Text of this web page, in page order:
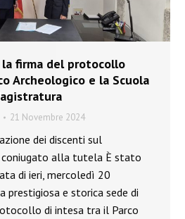
la firma del protocollo
Archeologico e la Scuola
21 Novembre 2024
dei discenti sul
alla tutela È stato
di ieri, mercoledì 20
prestigiosa e storica sede di
di intesa tra il Parco